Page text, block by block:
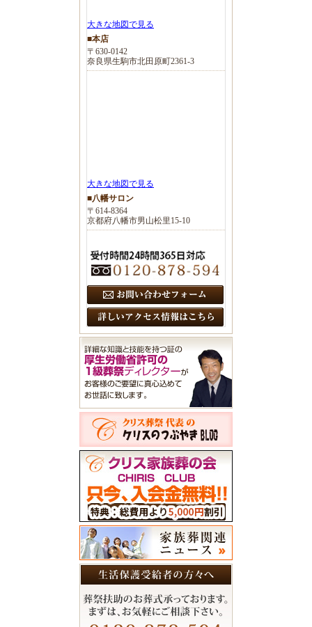
大きな地図で見る
■本店
〒630-0142
奈良県生駒市北田原町2361-3
大きな地図で見る
■八幡サロン
〒614-8364
京都府八幡市男山松里15-10